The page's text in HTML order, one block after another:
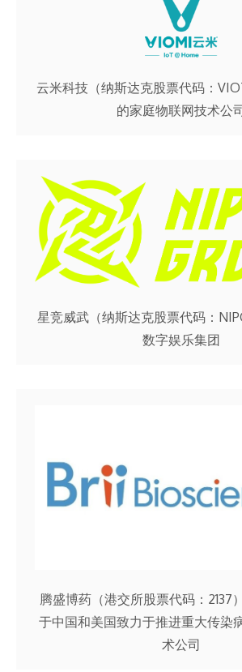
云米科技（纳斯达克股票代码：
的家庭物联网技术公
星竞威武（纳斯达克股票代码：
数字娱乐集团
腾盛博药（港交所股票代码：2137
于中国和美国致力于推进重大传染
术公司